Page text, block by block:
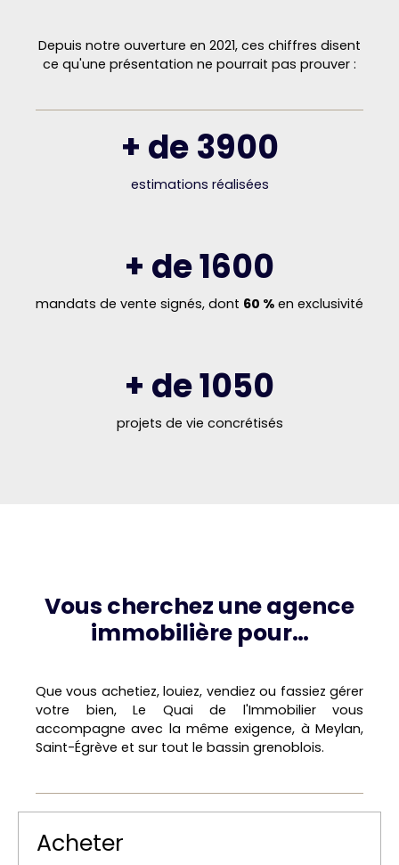
Depuis notre ouverture en 2021, ces chiffres disent
ce qu'une présentation ne pourrait pas prouver :
+ de 3900
estimations réalisées
+ de 1600
mandats de vente signés, dont 60 % en exclusivité
+ de 1050
projets de vie concrétisés
Vous cherchez une agence
immobilière pour…
Que vous achetiez, louiez, vendiez ou fassiez gérer
votre bien, Le Quai de l'Immobilier vous
accompagne avec la même exigence, à Meylan,
Saint-Égrève et sur tout le bassin grenoblois.
Acheter